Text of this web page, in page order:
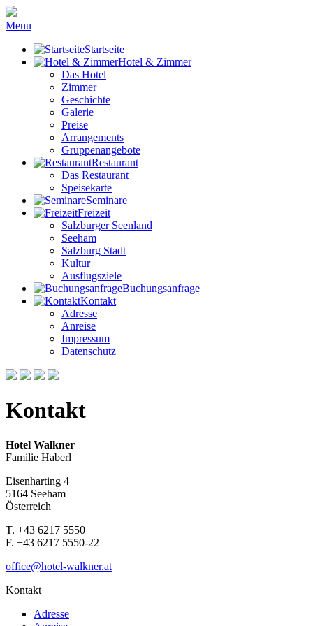
Menu
Startseite
Hotel & Zimmer
Das Hotel
Zimmer
Geschichte
Galerie
Preise
Arrangements
Gruppenangebote
Restaurant
Das Restaurant
Speisekarte
Seminare
Freizeit
Salzburger Seenland
Seeham
Salzburg Stadt
Kultur
Ausflugsziele
Buchungsanfrage
Kontakt
Adresse
Anreise
Impressum
Datenschutz
Kontakt
Hotel Walkner
Familie Haberl
Eisenharting 4
5164 Seeham
Österreich
T. +43 6217 5550
F. +43 6217 5550-22
office@hotel-walkner.at
Kontakt
Adresse